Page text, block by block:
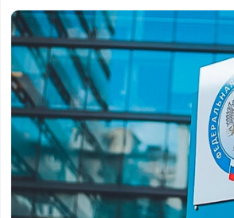
Налоговики рассказали о поправках